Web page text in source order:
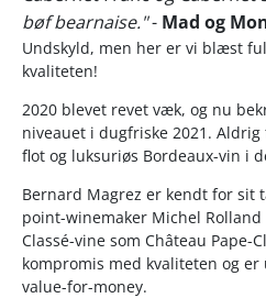
bøf bearnaise."- Mad og
Undskyld, men her er vi blæst
kvaliteten!
2020 blevet revet væk, og nu
niveauet i dugfriske 2021.
flot og luksuriøs Bordeaux-vin i
Bernard Magrez er kendt for sit
point-winemaker Michel
Classé-vine som Château Pape-
kompromis med kvaliteten og
value-for-money.